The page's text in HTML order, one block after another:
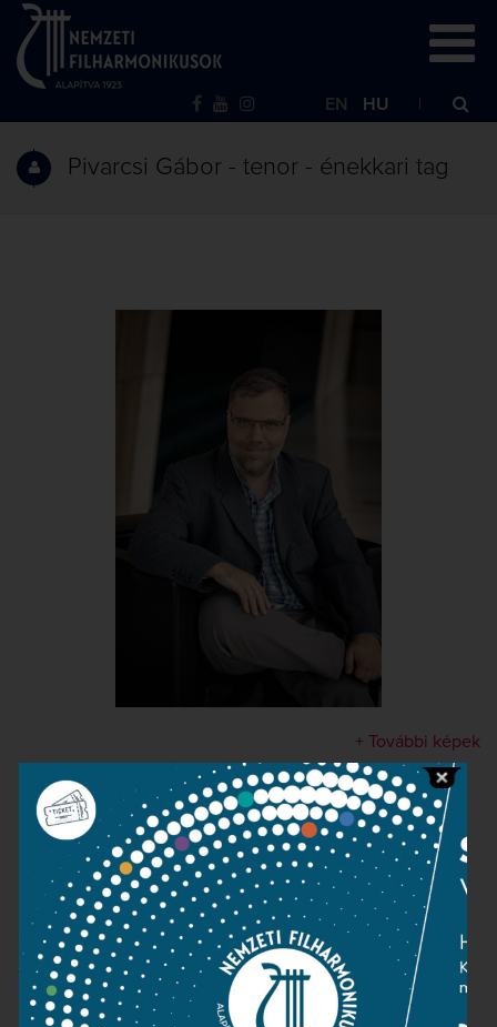
EN HU
Pivarcsi Gábor - tenor - énekkari tag
+ További képek
Kapcsolat
Közérdekű adatok
Sajtószoba